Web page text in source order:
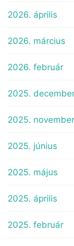
2026. április
2026. március
2026. február
2025.
2025. november
2025. június
2025. május
2025. április
2025. február